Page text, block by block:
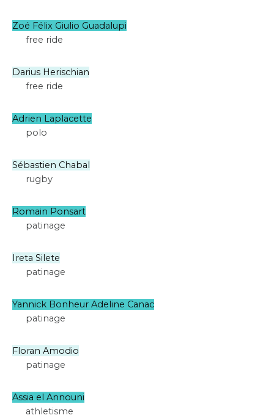
Zoé Félix Giulio Guadalupi
free ride
Darius Herischian
free ride
Adrien Laplacette
polo
Sébastien Chabal
rugby
Romain Ponsart
patinage
Ireta Silete
patinage
Yannick Bonheur Adeline Canac
patinage
Floran Amodio
patinage
Assia el Announi
athletisme